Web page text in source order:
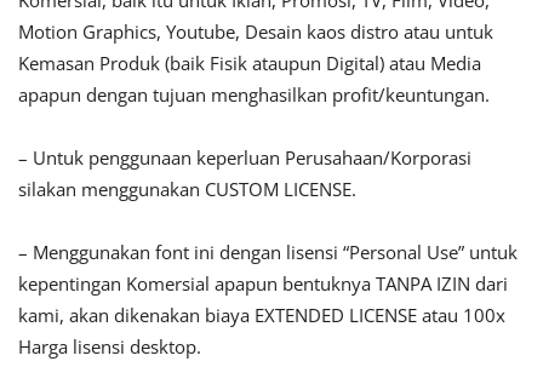
Motion Graphics, Youtube, Desain kaos distro atau untuk
Kemasan Produk (baik Fisik ataupun Digital) atau Media
apapun dengan tujuan menghasilkan profit/keuntungan.
– Untuk penggunaan keperluan Perusahaan/Korporasi
silakan menggunakan CUSTOM LICENSE.
– Menggunakan font ini dengan lisensi “Personal Use” untuk
kepentingan Komersial apapun bentuknya TANPA IZIN dari
kami, akan dikenakan biaya EXTENDED LICENSE atau 100x
Harga lisensi desktop.